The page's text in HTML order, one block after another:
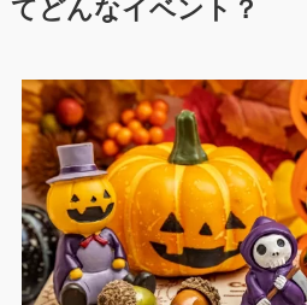
てどんなイベント？